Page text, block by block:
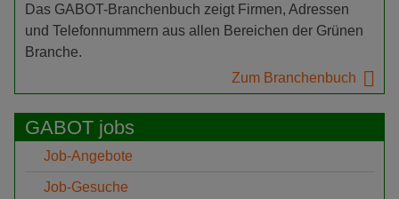
Das GABOT-Branchenbuch zeigt Firmen, Adressen
und Telefonnummern aus allen Bereichen der Grünen
Branche.
Zum Branchenbuch
GABOT jobs
Job-Angebote
Job-Gesuche